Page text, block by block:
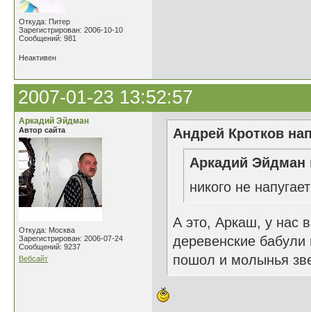
Откуда: Питер
Зарегистрирован: 2006-10-10
Сообщений: 981
Неактивен
2007-01-23 13:52:57
Аркадий Эйдман
Автор сайта
Откуда: Москва
Зарегистрирован: 2006-07-24
Сообщений: 9237
Вебсайт
Андрей Кротков
Аркадий Эйдман
никого не
А это, Аркаш, у нас
деревенские
пошол и молынья